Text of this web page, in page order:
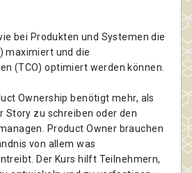
bei Produkten und Systemen die
maximiert und die
(TCO) optimiert werden können.
Ownership benötigt mehr, als
Story zu schreiben oder den
Product Owner brauchen
von allem was
Der Kurs hilft Teilnehmern,